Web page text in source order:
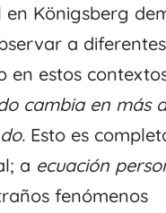
en Königsberg
a
en estos
cambia en más
Esto es
a ecuación
fenómenos